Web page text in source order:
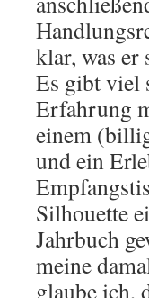
klar, was er
Es gibt viel
Erfahrung
einem
und ein
Silhouette
Jahrbuch
meine
glaube ich,